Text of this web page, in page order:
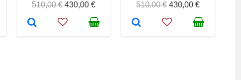
510,00 € 430,00 €
510,00 € 430,00 €